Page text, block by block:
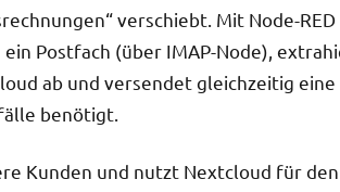
verschiebt. Mit Node-
Postfach (über IMAP-Node),
ab und versendet gleichzeitig
benötigt.
Kunden und nutzt Nextcloud für